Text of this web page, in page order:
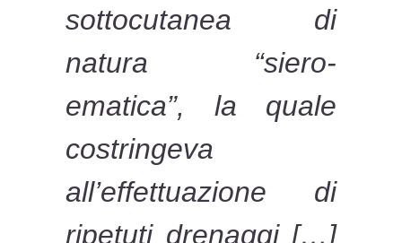
sottocutanea di
natura “siero-
ematica”, la quale
costringeva
all’effettuazione di
ripetuti drenaggi […]